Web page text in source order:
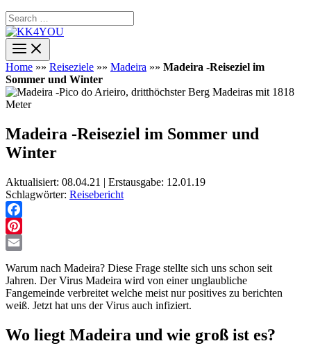
Search
…
Home »» Reiseziele »» Madeira »» Madeira -Reiseziel im
Sommer und Winter
Madeira -Reiseziel im Sommer und
Winter
Aktualisiert: 08.04.21 | Erstausgabe: 12.01.19
Schlagwörter: Reisebericht
Facebook
Pinterest
Warum nach Madeira? Diese Frage stellte sich uns schon seit
Jahren. Der Virus Madeira wird von einer unglaubliche
Fangemeinde verbreitet welche meist nur positives zu berichten
weiß. Jetzt hat uns der Virus auch infiziert.
Wo liegt Madeira und wie groß ist es?